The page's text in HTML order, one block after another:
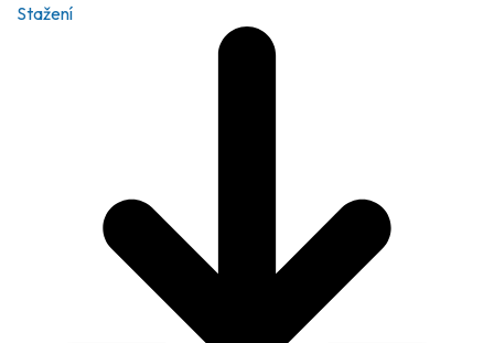
Stažení